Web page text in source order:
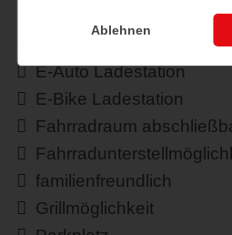
Ausstattung Objekt
E-Auto Ladestation
E-Bike Ladestation
Fahrradraum
familienfreundlich
Grillmöglichkeit
Ablehnen